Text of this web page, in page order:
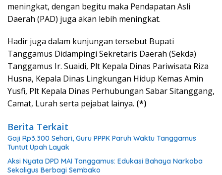
meningkat, dengan begitu maka Pendapatan Asli
Daerah (PAD) juga akan lebih meningkat.
Hadir juga dalam kunjungan tersebut Bupati
Tanggamus Didampingi Sekretaris Daerah (Sekda)
Tanggamus Ir. Suaidi, Plt Kepala Dinas Pariwisata Riza
Husna, Kepala Dinas Lingkungan Hidup Kemas Amin
Yusfi, Plt Kepala Dinas Perhubungan Sabar Sitanggang,
Camat, Lurah serta pejabat lainya. (*)
Berita Terkait
Gaji Rp3.300 Sehari, Guru PPPK Paruh Waktu Tanggamus
Tuntut Upah Layak
Aksi Nyata DPD MAI Tanggamus: Edukasi Bahaya Narkoba
Sekaligus Berbagi Sembako